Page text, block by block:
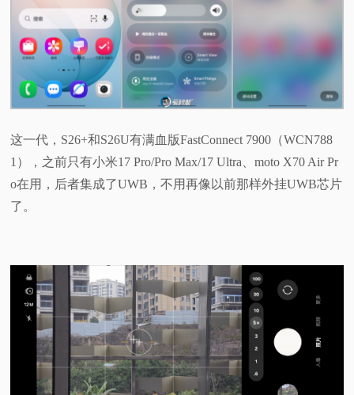
这一代，S26+和S26U有满血版FastConnect 7900（WCN788
1），之前只有小米17 Pro/Pro Max/17 Ultra、moto X70 Air Pr
o在用，后者集成了UWB，不用再像以前那样外挂UWB芯片
了。